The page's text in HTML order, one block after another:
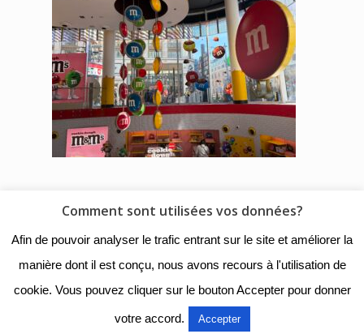
© 2018 - Collège Henri de
Navarre |Mentions légales|
Organigramme|Nous
contacter
Comment sont utilisées vos données?
Afin de pouvoir analyser le trafic entrant sur le site et améliorer la
manière dont il est conçu, nous avons recours à l'utilisation de
cookie. Vous pouvez cliquer sur le bouton Accepter pour donner
votre accord. Accepter